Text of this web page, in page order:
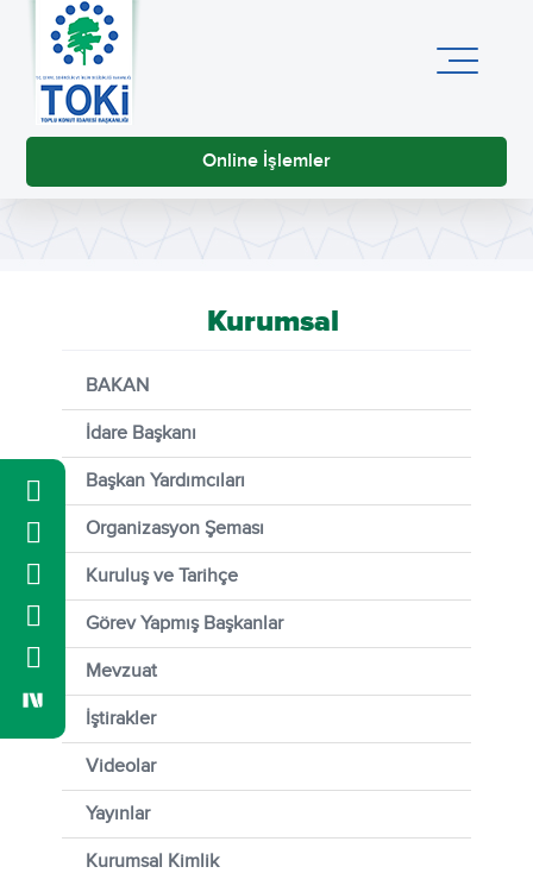
Online İşlemler
Kurumsal
BAKAN
İdare Başkanı
Başkan Yardımcıları
Organizasyon Şeması
Kuruluş ve Tarihçe
Görev Yapmış Başkanlar
Mevzuat
İştirakler
Videolar
Yayınlar
Kurumsal Kimlik